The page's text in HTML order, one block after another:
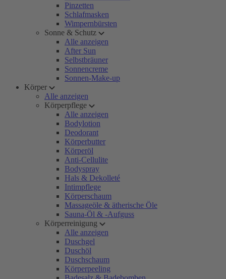
Pinzetten
Schlafmasken
Wimpernbürsten
Sonne & Schutz
Alle anzeigen
After Sun
Selbstbräuner
Sonnencreme
Sonnen-Make-up
Körper
Alle anzeigen
Körperpflege
Alle anzeigen
Bodylotion
Deodorant
Körperbutter
Körperöl
Anti-Cellulite
Bodyspray
Hals & Dekolleté
Intimpflege
Körperschaum
Massageöle & ätherische Öle
Sauna-Öl & -Aufguss
Körperreinigung
Alle anzeigen
Duschgel
Duschöl
Duschschaum
Körperpeeling